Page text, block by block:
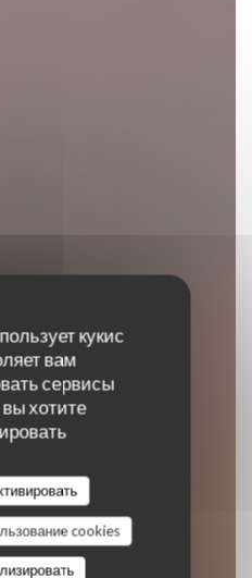
кукис
вам
сервисы
хотите
cookies
Famille
РЕСТОРАН